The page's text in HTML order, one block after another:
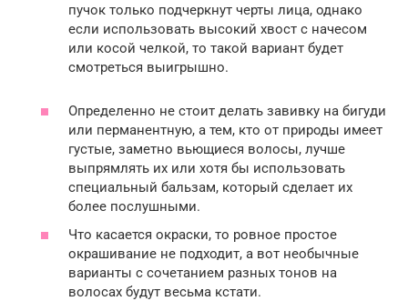
пучок только подчеркнут черты лица, однако
если использовать высокий хвост с начесом
или косой челкой, то такой вариант будет
смотреться выигрышно.
Определенно не стоит делать завивку на бигуди
или перманентную, а тем, кто от природы имеет
густые, заметно вьющиеся волосы, лучше
выпрямлять их или хотя бы использовать
специальный бальзам, который сделает их
более послушными.
Что касается окраски, то ровное простое
окрашивание не подходит, а вот необычные
варианты с сочетанием разных тонов на
волосах будут весьма кстати.